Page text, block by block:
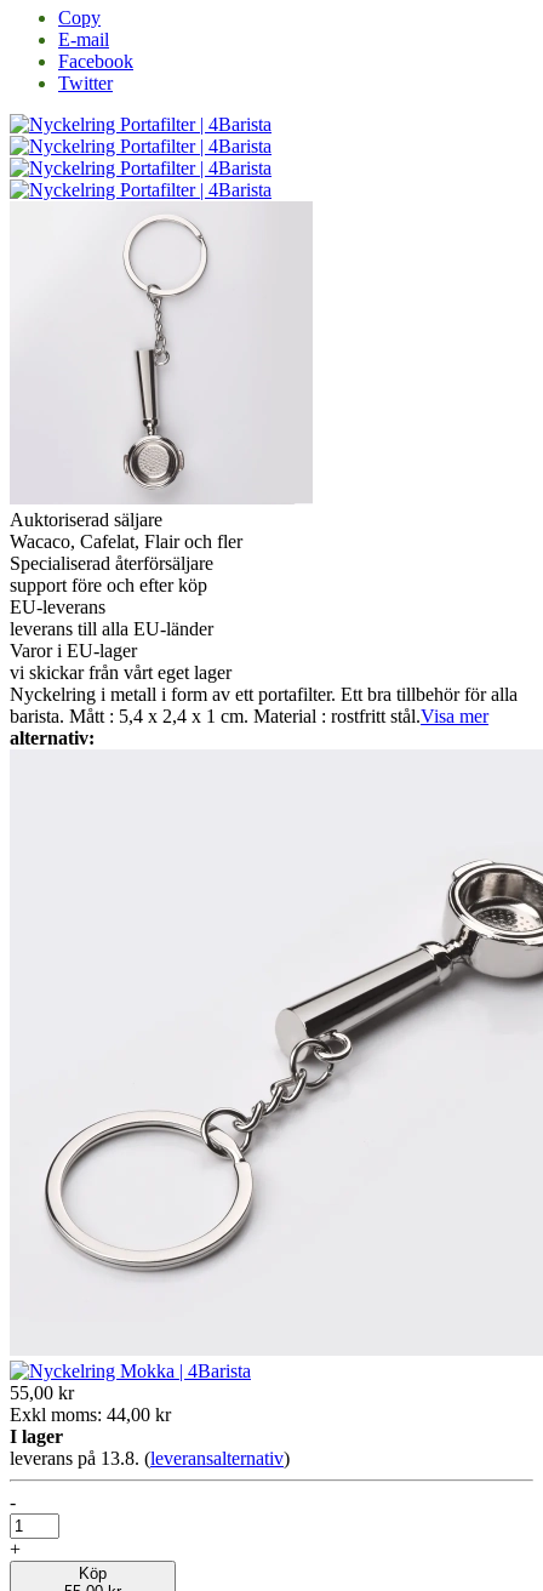
Copy
E-mail
Facebook
Twitter
Auktoriserad säljare
Wacaco, Cafelat, Flair och fler
Specialiserad återförsäljare
support före och efter köp
EU-leverans
leverans till alla EU-länder
Varor i EU-lager
vi skickar från vårt eget lager
Nyckelring i metall i form av ett portafilter. Ett bra tillbehör för alla
barista. Mått : 5,4 x 2,4 x 1 cm. Material : rostfritt stål.Visa mer
alternativ:
55,00 kr
Exkl moms: 44,00 kr
I lager
leverans på 13.8. (leveransalternativ)
-
+
Köp